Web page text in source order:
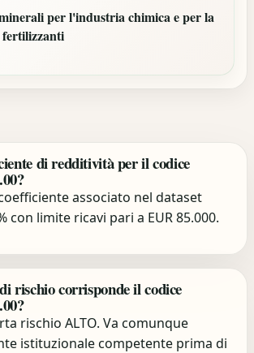
per l'industria chimica e per la
di redditività per il codice
associato nel dataset
con limite ricavi pari a EUR 85.000.
rischio corrisponde il codice
rischio ALTO. Va comunque
istituzionale competente prima di